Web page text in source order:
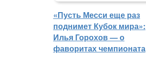
«Пусть Месси еще раз
поднимет Кубок мира»:
Илья Горохов — о
фаворитах чемпионата